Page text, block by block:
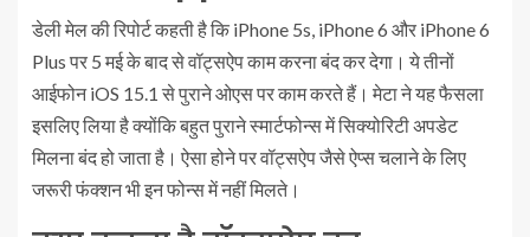
डेली मेल की रिपोर्ट कहती है कि iPhone 5s, iPhone 6 और iPhone 6
Plus पर 5 मई के बाद से वॉट्सऐप काम करना बंद कर देगा। ये तीनों
आईफोन iOS 15.1 से पुराने ओएस पर काम करते हैं। मेटा ने यह फैसला
इसलिए लिया है क्‍योंक‍ि बहुत पुराने स्‍मार्टफोन्‍स में सिक्‍योरिटी अपडेट
मिलना बंद हो जाता है। ऐसा होने पर वॉट्सऐप जैसे ऐप्‍स चलाने के लिए
जरूरी फंक्‍शन भी इन फोन्‍स में नहीं मिलते।